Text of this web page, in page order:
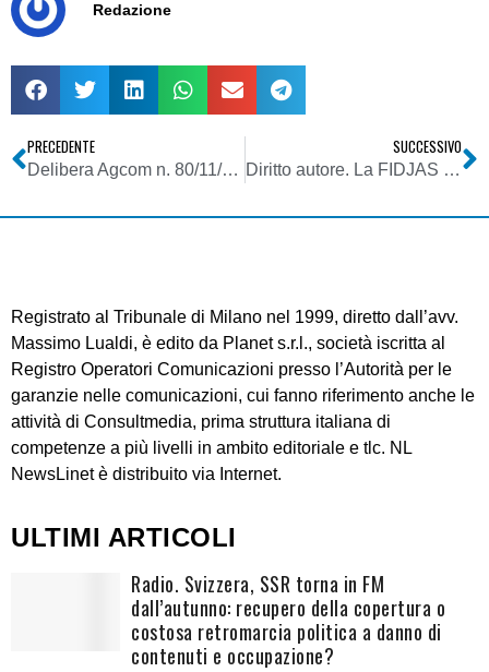
Redazione
PRECEDENTE
Delibera Agcom n. 80/11/CSP: disciplinata la par condicio per le elezioni amministrative 2011
SUCCESSIVO
Diritto autore. La FIDJAS aderisce al vigente accordo sulla Licenza “Copie Lavoro” DJ
Registrato al Tribunale di Milano nel 1999, diretto dall’avv.
Massimo Lualdi, è edito da Planet s.r.l., società iscritta al
Registro Operatori Comunicazioni presso l’Autorità per le
garanzie nelle comunicazioni, cui fanno riferimento anche le
attività di Consultmedia, prima struttura italiana di
competenze a più livelli in ambito editoriale e tlc. NL
NewsLinet è distribuito via Internet.
ULTIMI ARTICOLI
Radio. Svizzera, SSR torna in FM
dall’autunno: recupero della copertura o
costosa retromarcia politica a danno di
contenuti e occupazione?